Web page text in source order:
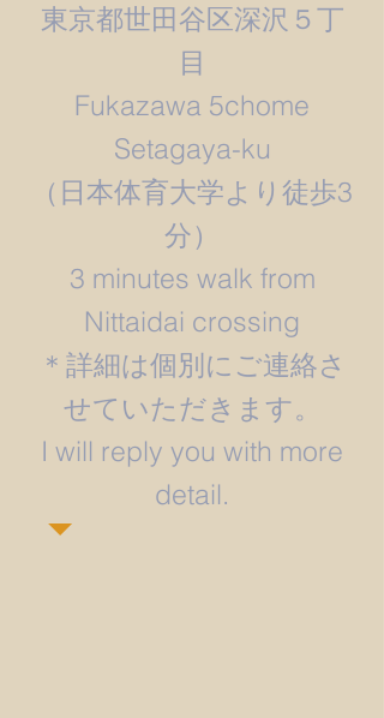
東京都世田谷区深沢５丁
目
Fukazawa 5chome
Setagaya-ku
​（日本体育大学より徒歩3
分）
3 minutes walk from
Nittaidai crossing
＊詳細は個別にご連絡さ
せていただきます。
​I will reply you with more
detail.